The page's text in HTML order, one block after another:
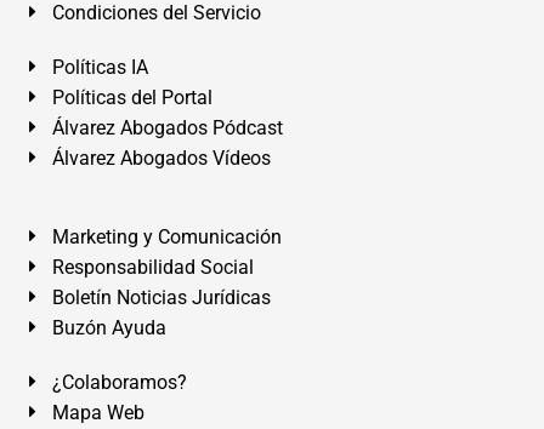
Condiciones del Servicio
Políticas IA
Políticas del Portal
Álvarez Abogados Pódcast
Álvarez Abogados Vídeos
Marketing y Comunicación
Responsabilidad Social
Boletín Noticias Jurídicas
Buzón Ayuda
¿Colaboramos?
Mapa Web